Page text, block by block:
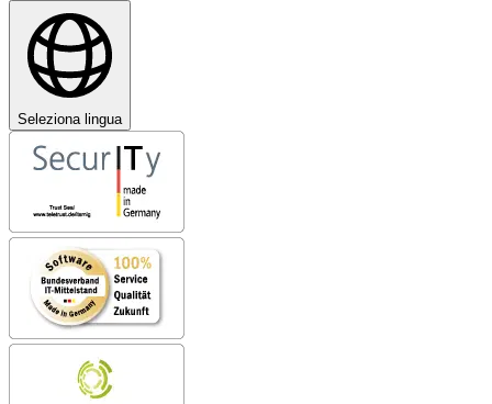
Seleziona lingua